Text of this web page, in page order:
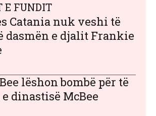
E FUNDIT
Catania nuk veshi të
dasmën e djalit Frankie
lëshon bombë për të
dinastisë McBee